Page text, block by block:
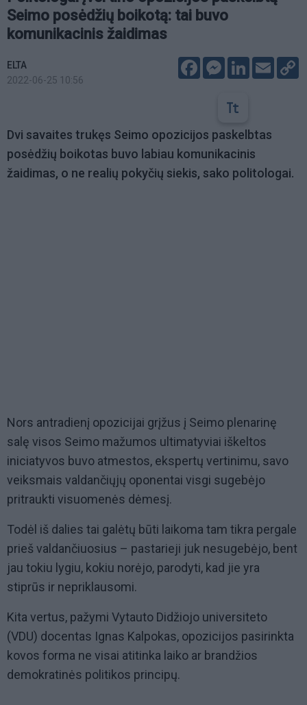
Seimo posėdžių boikotą: tai buvo
komunikacinis žaidimas
ELTA
2022-06-25 10:56
FacebookMessenger
LinkedIn
Email
Dvi savaites trukęs Seimo opozicijos paskelbtas
posėdžių boikotas buvo labiau komunikacinis
žaidimas, o ne realių pokyčių siekis, sako politologai.
Nors antradienį opozicijai grįžus į Seimo plenarinę
salę visos Seimo mažumos ultimatyviai iškeltos
iniciatyvos buvo atmestos, ekspertų vertinimu, savo
veiksmais valdančiųjų oponentai visgi sugebėjo
pritraukti visuomenės dėmesį.
Todėl iš dalies tai galėtų būti laikoma tam tikra pergale
prieš valdančiuosius – pastarieji juk nesugebėjo, bent
jau tokiu lygiu, kokiu norėjo, parodyti, kad jie yra
stiprūs ir nepriklausomi.
Kita vertus, pažymi Vytauto Didžiojo universiteto
(VDU) docentas Ignas Kalpokas, opozicijos pasirinkta
kovos forma ne visai atitinka laiko ar brandžios
demokratinės politikos principų.